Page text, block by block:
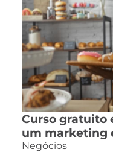
Curso gratuito
um marketing
Negócios